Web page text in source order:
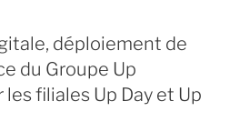
déploiement de
du Groupe Up
les filiales Up Day et Up